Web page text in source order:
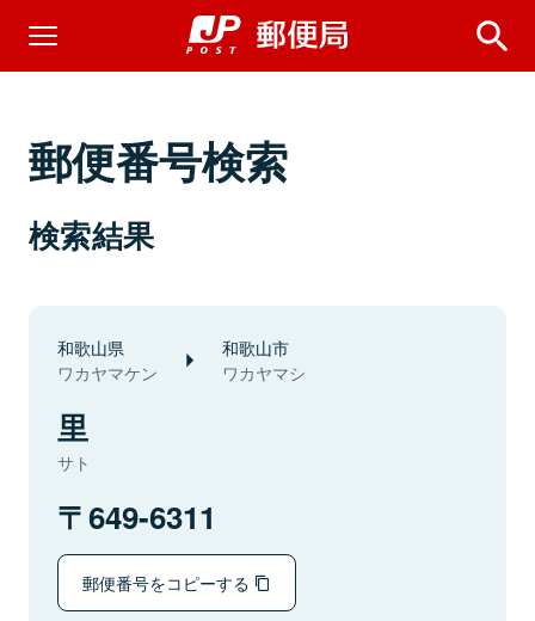
郵便番号検索
検索結果
和歌山県
ワカヤマケン
和歌山市
ワカヤマシ
里
サト
649-6311
郵便番号をコピーする